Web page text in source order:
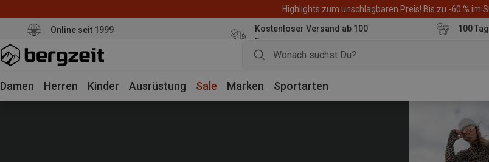
Highlights zum unschlagbaren Preis! Bis zu -60 % im
Online seit 1999
Kostenloser Versand ab 100
Euro
100
Damen Herren Kinder Ausrüstung Sale Marken Sportarten